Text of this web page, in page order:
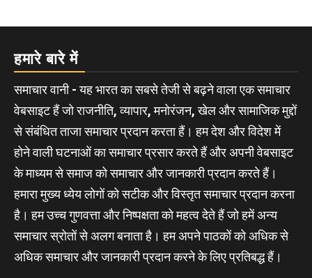
हमारे बारे में
समाचार वानी - यह भारत का सबसे तेजी से बढ़ने वाला एक समाचार
वेबसाइट हैं जो राजनीति, व्यापार, मनोरंजन, खेल और सामाजिक मुद्दों
से संबंधित ताजा समाचार प्रदान करता हैं। हम देश और विदेश में
होने वाली घटनाओं का समाचार प्रसार करते हैं और अपनी वेबसाइट
के माध्यम से समाज को समाचार और जानकारी प्रदान करते हैं।
हमारा मुख्य ध्येय लोगों को सटीक और विस्तृत समाचार प्रदान करना
है। हम उच्च गुणवत्ता और निष्पक्षता को महत्व देते हैं जो हमें अन्य
समाचार स्रोतों से अलग बनाता है। हम अपने पाठकों को अधिक से
अधिक समाचार और जानकारी प्रदान करने के लिए प्रतिबद्ध हैं।